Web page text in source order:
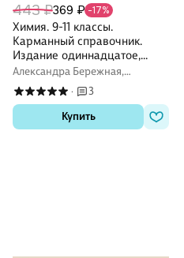
443 ₽369 ₽ -17%
Химия. 9-11 классы.
Карманный справочник.
Издание одиннадцатое,
дополненное
Александра Бережная,
Владимир Доронькин, Татьяна
Сажнева, Валентина Февралева
·
3
Купить